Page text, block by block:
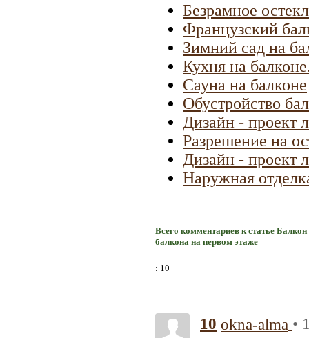
Безрамное
Французский
Зимний сад на
Кухня на
Сауна на балконе
Обустройство
Дизайн - проект
Разрешение на
Дизайн - проект
Наружная
Всего комментариев к статье
балкона на первом этаже
: 10
10 okna-alma •